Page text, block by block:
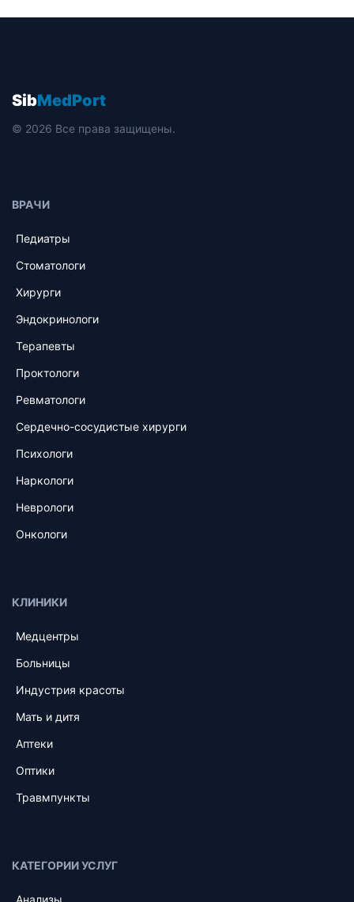
SibMedPort
© 2026 Все права защищены.
ВРАЧИ
Педиатры
Стоматологи
Хирурги
Эндокринологи
Терапевты
Проктологи
Ревматологи
Сердечно-сосудистые хирурги
Психологи
Наркологи
Неврологи
Онкологи
КЛИНИКИ
Медцентры
Больницы
Индустрия красоты
Мать и дитя
Аптеки
Оптики
Травмпункты
КАТЕГОРИИ УСЛУГ
Анализы